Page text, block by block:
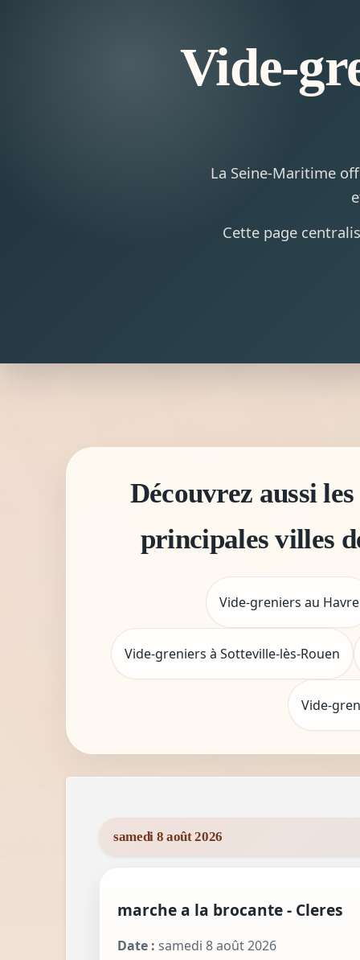
Vide-
La Seine-Maritime
Cette page
Découvrez aussi
principales villes
Vide-greniers au Havre
Vide-greniers à Sotteville-lès-Rouen
Vide-
samedi 8 août 2026
marche a la brocante - Cleres
Date : samedi 8 août 2026